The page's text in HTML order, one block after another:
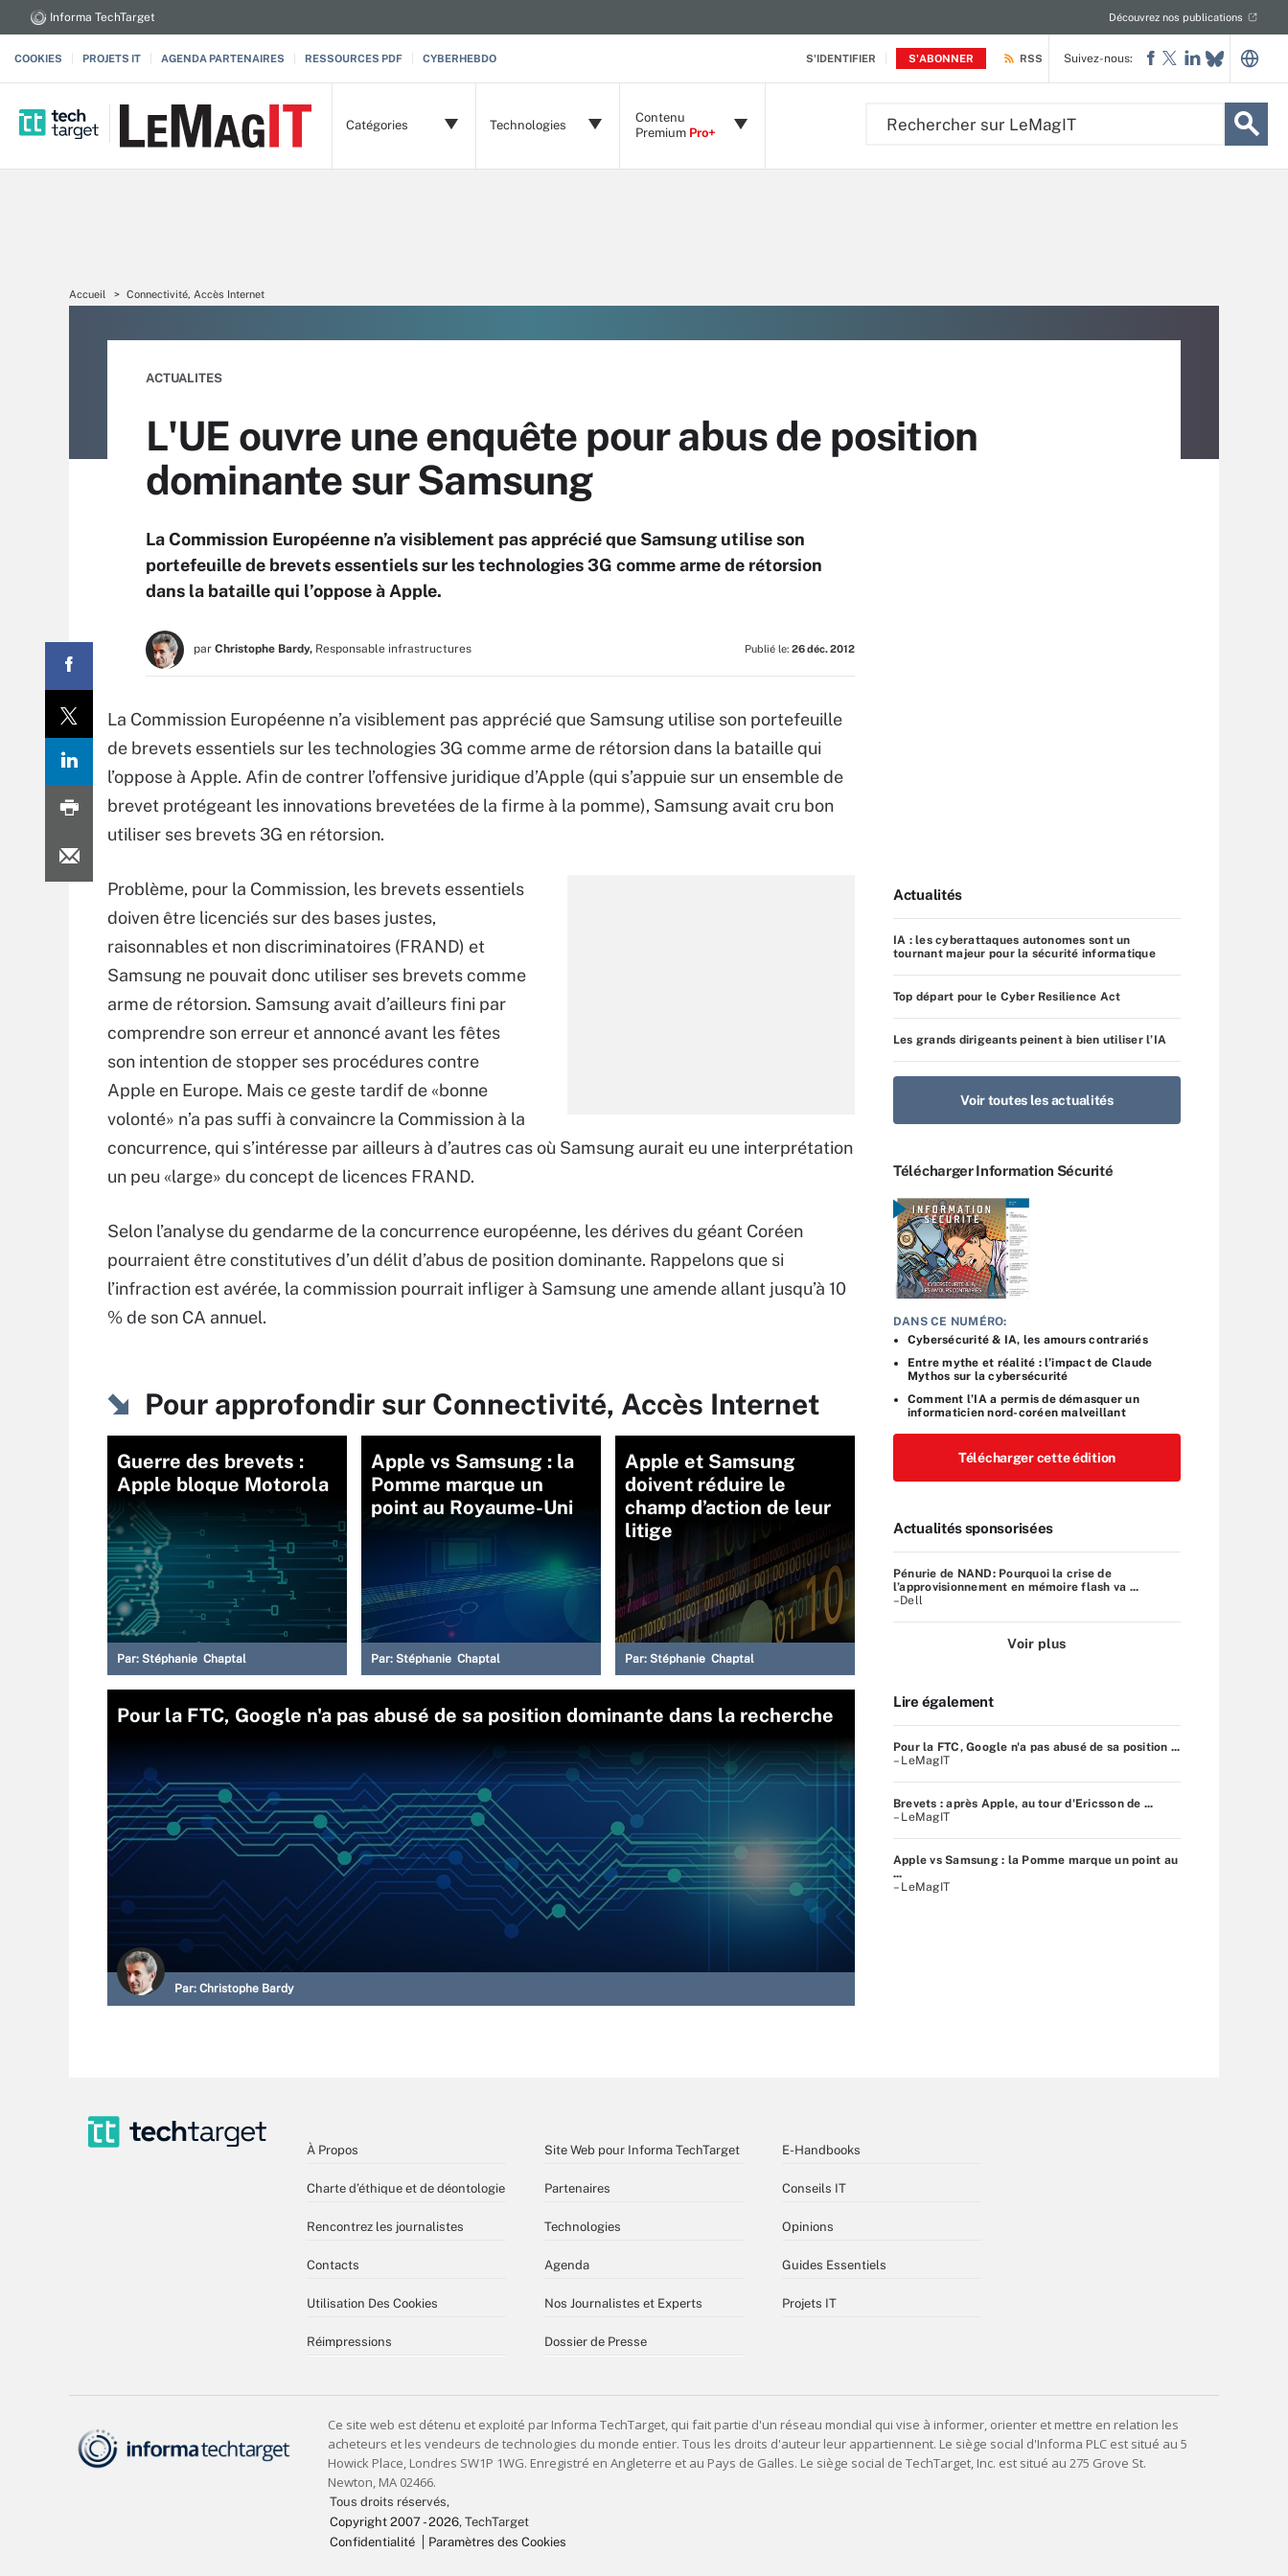
S'IDENTIFIER S'ABONNER
Informa TechTarget Découvrez nos publications
COOKIES PROJETS IT AGENDA PARTENAIRES RESSOURCES PDF CYBERHEBDO RSS
Catégories Technologies
Contenu
Premium Pro+
Suivez-nous:
Accueil Connectivité, Accès Internet
ACTUALITES
L'UE ouvre une enquête pour abus de position
dominante sur Samsung
La Commission Européenne n’a visiblement pas apprécié que Samsung utilise son
portefeuille de brevets essentiels sur les technologies 3G comme arme de rétorsion
dans la bataille qui l’oppose à Apple.
par Christophe Bardy, Responsable infrastructures Publié le: 26 déc. 2012
La Commission Européenne n’a visiblement pas apprécié que Samsung utilise son portefeuille
de brevets essentiels sur les technologies 3G comme arme de rétorsion dans la bataille qui
l’oppose à Apple. Afin de contrer l’offensive juridique d’Apple (qui s’appuie sur un ensemble de
brevet protégeant les innovations brevetées de la firme à la pomme), Samsung avait cru bon
utiliser ses brevets 3G en rétorsion.
Problème, pour la Commission, les brevets essentiels
doiven être licenciés sur des bases justes,
raisonnables et non discriminatoires (FRAND) et
Samsung ne pouvait donc utiliser ses brevets comme
arme de rétorsion. Samsung avait d’ailleurs fini par
comprendre son erreur et annoncé avant les fêtes
son intention de stopper ses procédures contre
Apple en Europe. Mais ce geste tardif de «bonne
volonté» n’a pas suffi à convaincre la Commission à la
concurrence, qui s’intéresse par ailleurs à d’autres cas où Samsung aurait eu une interprétation
un peu «large» du concept de licences FRAND.
Selon l’analyse du gendarme de la concurrence européenne, les dérives du géant Coréen
pourraient être constitutives d’un délit d’abus de position dominante. Rappelons que si
l’infraction est avérée, la commission pourrait infliger à Samsung une amende allant jusqu’à 10
% de son CA annuel.
Pour approfondir sur Connectivité, Accès Internet
Guerre des brevets :
Apple bloque Motorola
Par: Stéphanie Chaptal
Apple vs Samsung : la
Pomme marque un
point au Royaume-Uni
Par: Stéphanie Chaptal
Apple et Samsung
doivent réduire le
champ d’action de leur
litige
Par: Stéphanie Chaptal
Pour la FTC, Google n'a pas abusé de sa position dominante dans la recherche
Par: Christophe Bardy
Actualités
IA : les cyberattaques autonomes sont un
tournant majeur pour la sécurité informatique
Top départ pour le Cyber Resilience Act
Les grands dirigeants peinent à bien utiliser l’IA
Voir toutes les actualités
Télécharger Information Sécurité
DANS CE NUMÉRO:
Cybersécurité & IA, les amours contrariés
Entre mythe et réalité : l’impact de Claude
Mythos sur la cybersécurité
Comment l’IA a permis de démasquer un
informaticien nord-coréen malveillant
Télécharger cette édition
Actualités sponsorisées
Pénurie de NAND: Pourquoi la crise de
l’approvisionnement en mémoire flash va ...
–Dell
Voir plus
Lire également
Pour la FTC, Google n'a pas abusé de sa position ...
– LeMagIT
Brevets : après Apple, au tour d'Ericsson de ...
– LeMagIT
Apple vs Samsung : la Pomme marque un point au
...
– LeMagIT
À Propos
Charte d’éthique et de déontologie
Rencontrez les journalistes
Contacts
Utilisation Des Cookies
Réimpressions
Site Web pour Informa TechTarget
Partenaires
Technologies
Agenda
Nos Journalistes et Experts
Dossier de Presse
E-Handbooks
Conseils IT
Opinions
Guides Essentiels
Projets IT
Tous droits réservés,
Copyright 2007 - 2026, TechTarget
Confidentialité
Paramètres des Cookies